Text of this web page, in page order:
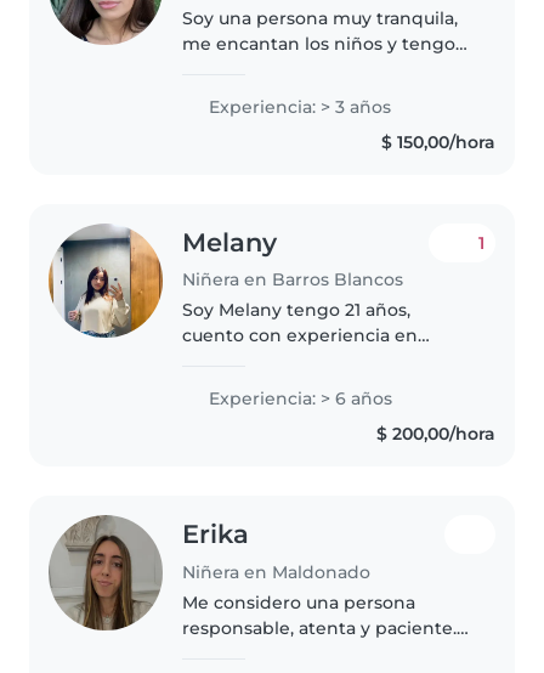
Soy una persona muy tranquila,
me encantan los niños y tengo
sé cómo adaptarme a cada niño!
Experiencia: > 3 años
$ 150,00/hora
Melany
Niñera en Barros Blancos
1
Soy Melany tengo 21 años,
cuento con experiencia en
edades, tengo referencias
personales, soy responsable,
cuento con el curso de auxiliar
Experiencia: > 6 años
$ 200,00/hora
Erika
Niñera en Maldonado
Me considero una persona
responsable, atenta y paciente.